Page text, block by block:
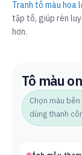
Tranh tô màu hoa
tập tô, giúp rèn
hơn.
Tô màu
Chọn màu
dùng thanh